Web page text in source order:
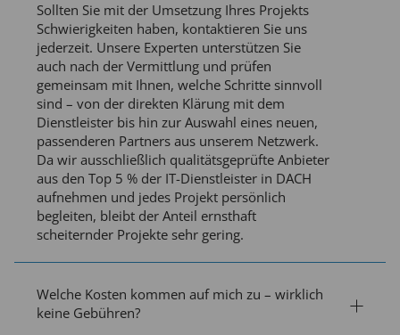
Sollten Sie mit der Umsetzung Ihres Projekts
Schwierigkeiten haben, kontaktieren Sie uns
jederzeit. Unsere Experten unterstützen Sie
auch nach der Vermittlung und prüfen
gemeinsam mit Ihnen, welche Schritte sinnvoll
sind – von der direkten Klärung mit dem
Dienstleister bis hin zur Auswahl eines neuen,
passenderen Partners aus unserem Netzwerk.
Da wir ausschließlich qualitätsgeprüfte Anbieter
aus den Top 5 % der IT-Dienstleister in DACH
aufnehmen und jedes Projekt persönlich
begleiten, bleibt der Anteil ernsthaft
scheiternder Projekte sehr gering.
Welche Kosten kommen auf mich zu – wirklich
keine Gebühren?